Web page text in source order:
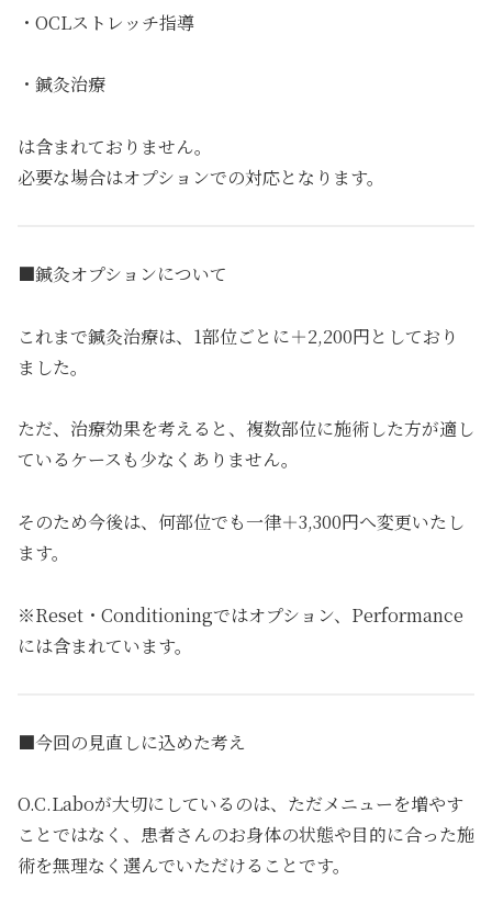
・OCLストレッチ指導
・鍼灸治療
は含まれておりません。
必要な場合はオプションでの対応となります。
■鍼灸オプションについて
これまで鍼灸治療は、1部位ごとに＋2,200円としており
ました。
ただ、治療効果を考えると、複数部位に施術した方が適し
ているケースも少なくありません。
そのため今後は、何部位でも一律＋3,300円へ変更いたし
ます。
※Reset・Conditioningではオプション、Performance
には含まれています。
■今回の見直しに込めた考え
O.C.Laboが大切にしているのは、ただメニューを増やす
ことではなく、患者さんのお身体の状態や目的に合った施
術を無理なく選んでいただけることです。